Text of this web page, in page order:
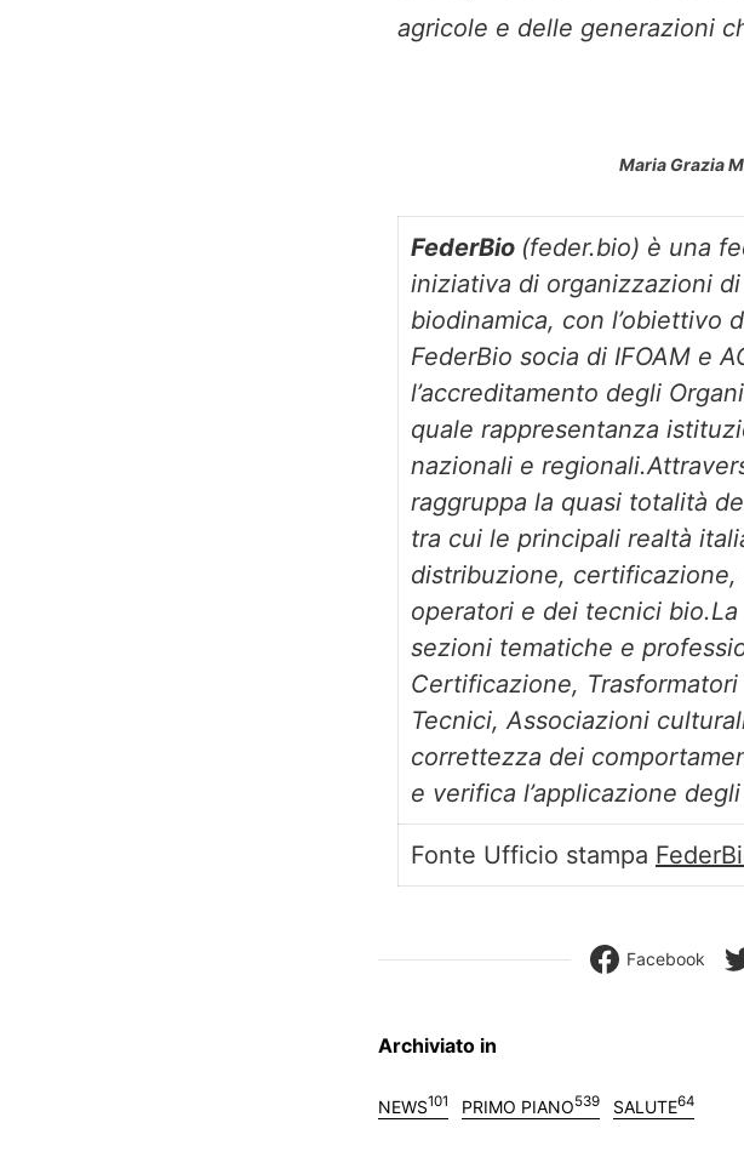
agricole e delle generazioni
Maria Grazia
FederBio (feder.bio) è una
iniziativa di organizzazioni
biodinamica, con l’obiettivo
FederBio socia di IFOAM e
l’accreditamento degli
quale rappresentanza
nazionali e
raggruppa la quasi totalità
tra cui le principali realtà
distribuzione,
operatori e dei tecnici
sezioni tematiche e
Certificazione,
Tecnici, Associazioni
correttezza dei
e verifica l’applicazione
Fonte Ufficio stampa
Facebook
Archiviato in
NEWS101 PRIMO PIANO539 SALUTE64